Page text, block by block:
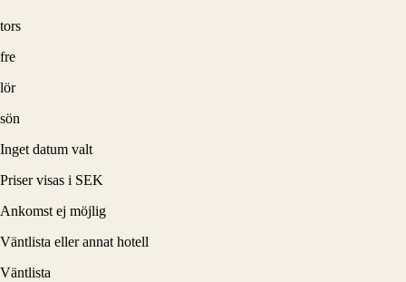
tors
fre
lör
sön
Inget datum valt
Priser visas i SEK
Ankomst ej möjlig
Väntlista eller annat hotell
Väntlista